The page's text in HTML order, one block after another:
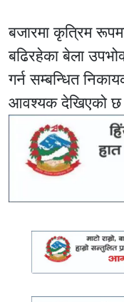
बजारमा कृत्रिम
बढिरहेका बेला
गर्न सम्बन्धित
आवश्यक देखिएको